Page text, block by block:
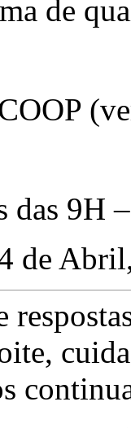
de
das 9H
de